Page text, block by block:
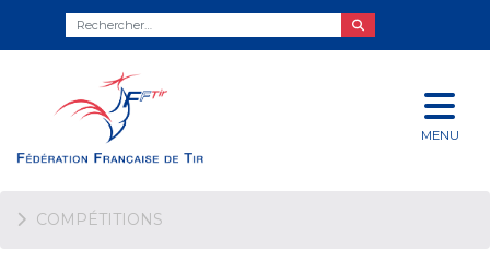
MENU
COMPÉTITIONS